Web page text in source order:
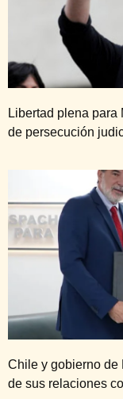
Libertad plena para
de persecución
Chile y gobierno de
de sus relaciones